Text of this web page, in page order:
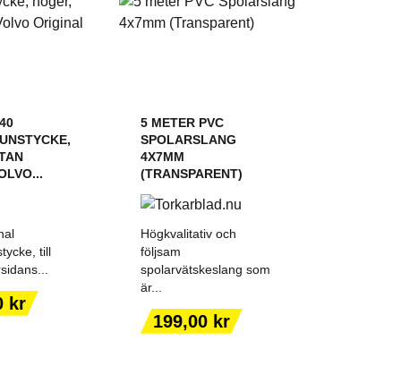
till
kr
TILL I
5 METER PVC
SPOLARSLANG
4X7MM
(TRANSPARENT)
Högkvalitativ och
följsam
spolarvätskeslang som
är...
Pris
199,00 kr
VARUKORGEN